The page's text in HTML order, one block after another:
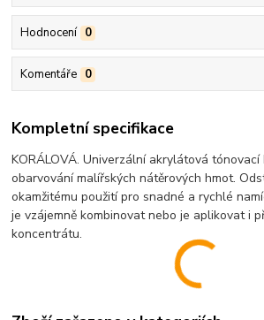
Hodnocení 0
Komentáře 0
Kompletní specifikace
KORÁLOVÁ. Univerzální akrylátová
obarvování malířských nátěrových hmot.
okamžitému použití pro snadné a rychlé
je vzájemně kombinovat nebo je aplikovat i
koncentrátu.